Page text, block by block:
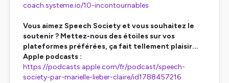
coach.systeme.io/10-incontournables
Vous aimez Speech Society et vous souhaitez le
soutenir ? Mettez-nous des étoiles sur vos
plateformes préférées, ça fait tellement plaisir...
Apple podcasts :
https://podcasts.apple.com/fr/podcast/speech-
society-par-marielle-lieber-claire/id1788457216